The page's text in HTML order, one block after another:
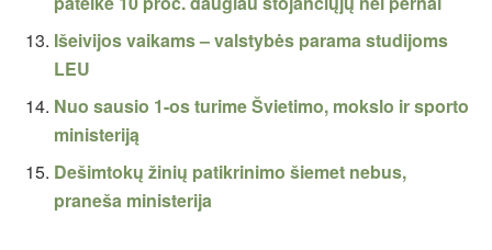
Išeivijos vaikams – valstybės parama studijoms
LEU
Nuo sausio 1-os turime Švietimo, mokslo ir sporto
ministeriją
Dešimtokų žinių patikrinimo šiemet nebus,
praneša ministerija